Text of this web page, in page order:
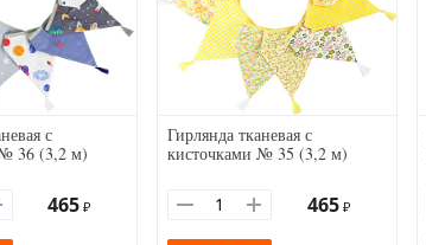
с
36 (3,2 м)
465 ₽
Гирлянда тканевая с
кисточками № 35 (3,2 м)
465 ₽